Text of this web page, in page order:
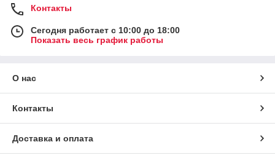
Контакты
Сегодня работает с 10:00 до 18:00
Показать весь график работы
О нас
Контакты
Доставка и оплата